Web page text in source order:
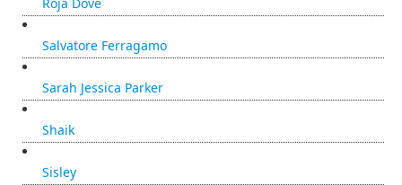
Salvatore Ferragamo
Sarah Jessica Parker
Shaik
Sisley